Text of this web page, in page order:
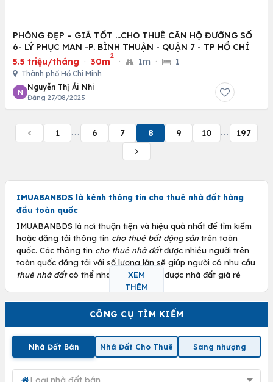
CÔNG CỤ TÌM KIẾM
Nhà Đất Bán Nhà Đất Cho Thuê Sang nhượng
PHÒNG ĐẸP – GIÁ TỐT …CHO THUÊ CĂN HỘ ĐƯỜNG SỐ
6- LÝ PHỤC MAN -P. BÌNH THUẬN - QUẬN 7 - TP HỒ CHÍ
5.5 triệu/tháng · 30m
2
· 1m · 1
Thành phố Hồ Chí Minh
N
Nguyễn Thị Ái Nhi
Đăng 27/08/2025
1 ... 6 7 8 9 10 ... 197
IMUABANBDS là kênh thông tin cho thuê nhà đất hàng
đầu toàn quốc
IMUABANBDS là nơi thuận tiện và hiệu quả nhất để tìm kiếm
hoặc đăng tải thông tin cho thuê bất động sản trên toàn
quốc. Các thông tin cho thuê nhà đấtđược nhiều người trên
toàn quốc đăng tải với số lượng lớn sẽ giúp người có nhu cầu
thuê nhà đấtcó thể nhanh chóng tìm được nhà đất giá rẻ
theo ý muốn. Bên cạnh đó người cho thuê cũng có thể cho
Lý do bạn nên tham gia thị trường cho thuê nhà đất
Nếu bạn có sẵn một lượng vốn nhất định cần tìm chỗ đầu tư,
thì thị trường bất động sản là kênh đầu tư hàng đầu bạn nên
nghĩ đến. Bởi với nhu cầu nhà đất luôn có sẵn cùng với xu
hướng luôn tăng lên của giá nhà đất, nếu vào đúng thời
XEM
THÊM